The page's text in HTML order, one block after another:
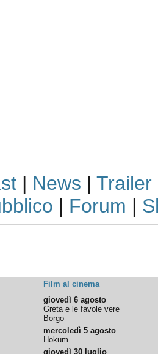
| News | Trailer
| Forum |
Film al cinema
giovedì 6 agosto
Greta e le favole vere
Borgo
mercoledì 5 agosto
Hokum
giovedì 30 luglio